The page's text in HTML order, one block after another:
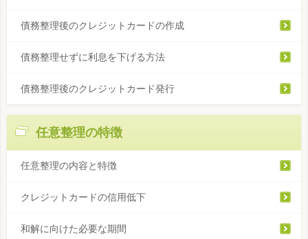
債務整理後のクレジットカードの作成
債務整理せずに利息を下げる方法
債務整理後のクレジットカード発行
任意整理の特徴
任意整理の内容と特徴
クレジットカードの信用低下
和解に向けた必要な期間